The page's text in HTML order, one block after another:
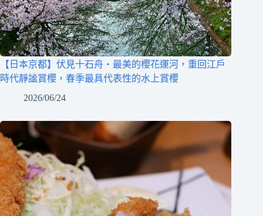
【日本京都】伏見十石舟‧最美的櫻花運河，重回江戶
時代靜謐賞櫻，春季最具代表性的水上賞櫻
2026/06/24